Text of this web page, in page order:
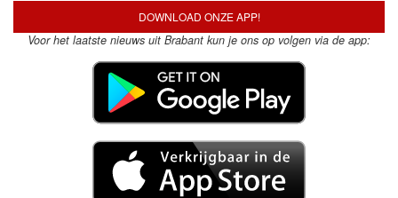
DOWNLOAD ONZE APP!
Voor het laatste nieuws uit Brabant kun je ons op volgen via de app: